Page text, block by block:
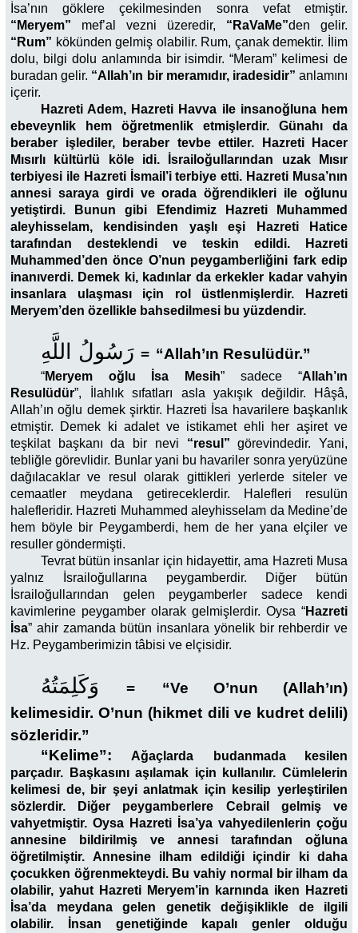
İsa’nın göklere çekilmesinden sonra vefat etmiştir.
“Meryem” mef’al vezni üzeredir, “RaVaMe”den gelir.
“Rum” kökünden gelmiş olabilir. Rum, çanak demektir. İlim
dolu, bilgi dolu anlamında bir isimdir. “Meram” kelimesi de
buradan gelir. “Allah’ın bir meramıdır, iradesidir”anlamını
içerir.
Hazreti Adem, Hazreti Havva ile insanoğluna hem
ebeveynlik hem öğretmenlik etmişlerdir. Günahı da
beraber işlediler, beraber tevbe ettiler. Hazreti Hacer
Mısırlı kültürlü köle idi. İsrailoğullarından uzak Mısır
terbiyesi ile Hazreti İsmail’i terbiye etti. Hazreti Musa’nın
annesi saraya girdi ve orada öğrendikleri ile oğlunu
yetiştirdi. Bunun gibi Efendimiz Hazreti Muhammed
aleyhisselam, kendisinden yaşlı eşi Hazreti Hatice
tarafından desteklendi ve teskin edildi. Hazreti
Muhammed’den önce O’nun peygamberliğini fark edip
inanıverdi. Demek ki, kadınlar da erkekler kadar vahyin
insanlara ulaşması için rol üstlenmişlerdir. Hazreti
Meryem’den özellikle bahsedilmesi bu yüzdendir.
رَسُولُ اللَّهِ = “Allah’ın Resulüdür.”
“Meryem oğlu İsa Mesih” sadece “Allah’ın
Resulüdür”, İlahlık sıfatları asla yakışık değildir. Hâşâ,
Allah’ın oğlu demek şirktir. Hazreti İsa havarilere başkanlık
etmiştir. Demek ki adalet ve istikamet ehli her aşiret ve
teşkilat başkanı da bir nevi “resul” görevindedir. Yani,
tebliğle görevlidir. Bunlar yani bu havariler sonra yeryüzüne
dağılacaklar ve resul olarak gittikleri yerlerde siteler ve
cemaatler meydana getireceklerdir. Halefleri resulün
halefleridir. Hazreti Muhammed aleyhisselam da Medine’de
hem böyle bir Peygamberdi, hem de her yana elçiler ve
resuller göndermişti.
Tevrat bütün insanlar için hidayettir, ama Hazreti Musa
yalnız İsrailoğullarına peygamberdir. Diğer bütün
İsrailoğullarından gelen peygamberler sadece kendi
kavimlerine peygamber olarak gelmişlerdir. Oysa “Hazreti
İsa” ahir zamanda bütün insanlara yönelik bir rehberdir ve
Hz. Peygamberimizin tâbisi ve elçisidir.
وَكَلِمَتُهُ =
“Ve O’nun (Allah’ın)
kelimesidir. O’nun (hikmet dili ve kudret delili)
sözleridir.”
“Kelime”:
Ağaçlarda
budanmada kesilen
parçadır. Başkasını aşılamak için kullanılır. Cümlelerin
kelimesi de, bir şeyi anlatmak için kesilip yerleştirilen
sözlerdir. Diğer peygamberlere Cebrail gelmiş ve
vahyetmiştir. Oysa Hazreti İsa’ya vahyedilenlerin çoğu
annesine bildirilmiş ve annesi tarafından oğluna
öğretilmiştir. Annesine ilham edildiği içindir ki daha
çocukken öğrenmekteydi. Bu vahiy normal bir ilham da
olabilir, yahut Hazreti Meryem’in karnında iken Hazreti
İsa’da meydana gelen genetik değişiklikle de ilgili
olabilir. İnsan genetiğinde kapalı genler olduğu